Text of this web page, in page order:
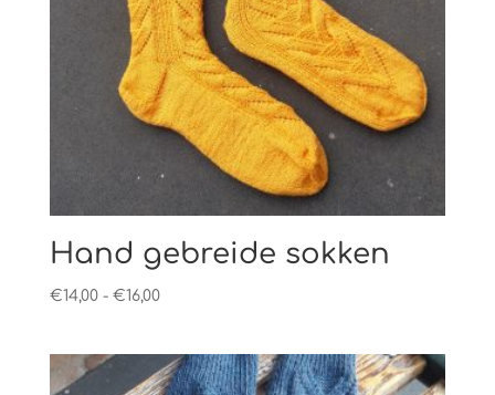
Hand gebreide sokken
€14,00 - €16,00Prijsklasse:
€16,00